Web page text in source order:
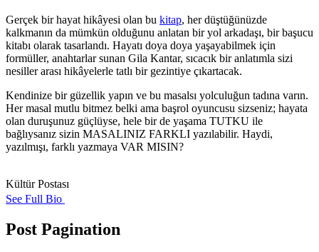
Gerçek bir hayat hikâyesi olan bu kitap, her düştüğünüzde
kalkmanın da mümkün olduğunu anlatan bir yol arkadaşı, bir başucu
kitabı olarak tasarlandı. Hayatı doya doya yaşayabilmek için
formüller, anahtarlar sunan Gila Kantar, sıcacık bir anlatımla sizi
nesiller arası hikâyelerle tatlı bir gezintiye çıkartacak.
Kendinize bir güzellik yapın ve bu masalsı yolculuğun tadına varın.
Her masal mutlu bitmez belki ama başrol oyuncusu sizseniz; hayata
olan duruşunuz güçlüyse, hele bir de yaşama TUTKU ile
bağlıysanız sizin MASALINIZ FARKLI yazılabilir. Haydi,
yazılmışı, farklı yazmaya VAR MISIN?
Kültür Postası
See Full Bio
Post Pagination